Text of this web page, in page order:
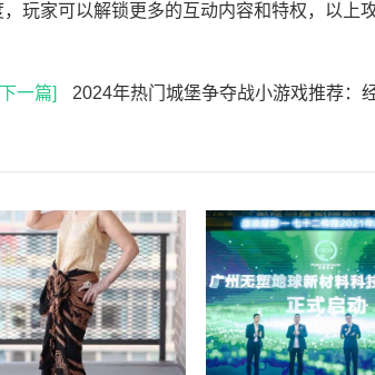
玩家可以解锁更多的互动内容和特权，以上
一篇] 2024年热门城堡争夺战小游戏推荐：经典战争手